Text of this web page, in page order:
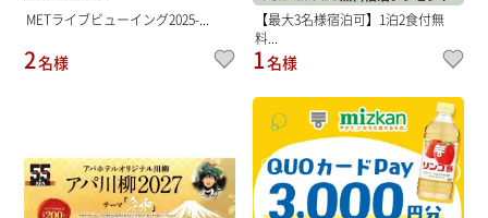
METライブビューイング2025-...
2名様
【最大3名様宿泊可】1泊2食付無
料...
1名様